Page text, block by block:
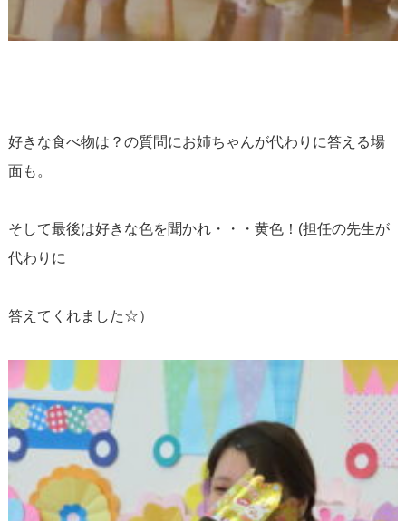
好きな食べ物は？の質問にお姉ちゃんが代わりに答える場
面も。
そして最後は好きな色を聞かれ・・・黄色！(担任の先生が
代わりに
答えてくれました☆）